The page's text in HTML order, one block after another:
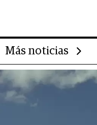
Más noticias